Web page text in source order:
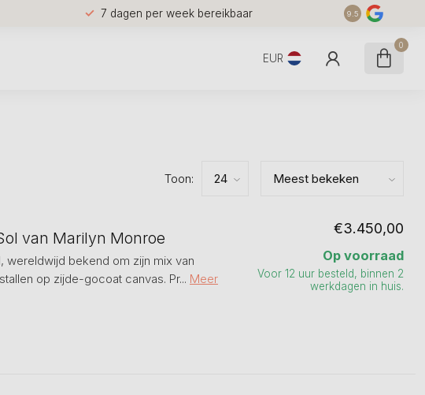
7 dagen per week bereikbaar 9.5
EUR
0
Toon:
van Marilyn Monroe
wereldwijd bekend om zijn mix van
op zijde-gocoat canvas. Pr... Meer
€3.450,00
Op voorraad
Voor 12 uur besteld, binnen 2
werkdagen in huis.